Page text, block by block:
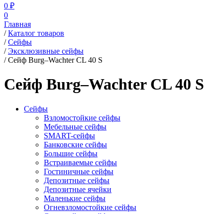
0 ₽
0
Главная
/ Каталог товаров
/ Сейфы
/ Эксклюзивные сейфы
/ Сейф Burg–Wachter CL 40 S
Сейф Burg–Wachter CL 40 S
Сейфы
Взломостойкие сейфы
Мебельные сейфы
SMART-сейфы
Банковские сейфы
Большие сейфы
Встраиваемые сейфы
Гостиничные сейфы
Депозитные сейфы
Депозитные ячейки
Маленькие сейфы
Огневзломостойкие сейфы